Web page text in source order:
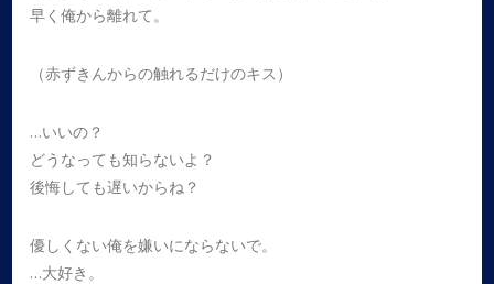
早く俺から離れて。
（赤ずきんからの触れるだけのキス）
…いいの？
どうなっても知らないよ？
後悔しても遅いからね？
優しくない俺を嫌いにならないで。
…大好き。